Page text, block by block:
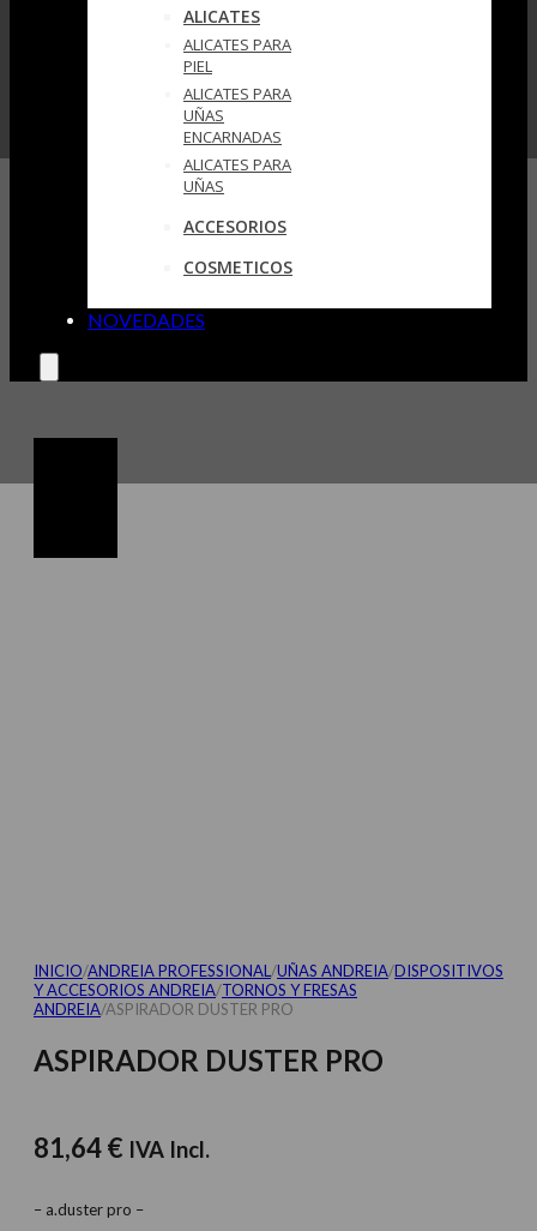
ALICATES
ALICATES PARA
PIEL
ALICATES PARA
UÑAS
ENCARNADAS
ALICATES PARA
UÑAS
ACCESORIOS
COSMETICOS
NOVEDADES
INICIO/ANDREIA PROFESSIONAL /UÑAS ANDREIA/DISPOSITIVOS
Y ACCESORIOS ANDREIA/TORNOS Y FRESAS
ANDREIA/ASPIRADOR DUSTER PRO
ASPIRADOR DUSTER PRO
81,64€ IVA Incl.
– a.duster pro –